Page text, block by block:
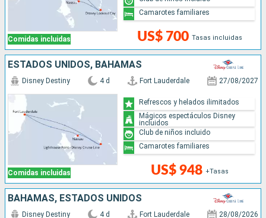
Comidas incluidas US$ 700 Tasas incluidas
Camarotes familiares
ESTADOS UNIDOS, BAHAMAS
Comidas incluidas
Disney Destiny 4 d Fort Lauderdale 27/08/2027
US$ 948 +Tasas
Refrescos y helados ilimitados
Mágicos espectáculos Disney
incluidos
Club de niños incluido
Camarotes familiares
BAHAMAS, ESTADOS UNIDOS
Disney Destiny 4 d Fort Lauderdale 28/08/2026